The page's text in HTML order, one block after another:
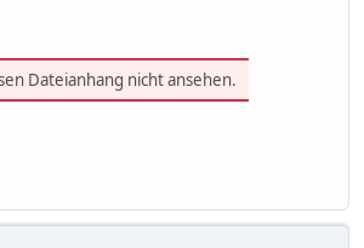
Dateianhang nicht ansehen.